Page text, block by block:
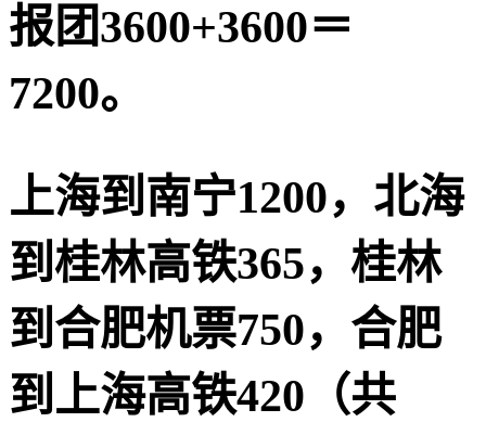
报团3600+3600＝
7200。
上海到南宁1200，北海
到桂林高铁365，桂林
到合肥机票750，合肥
到上海高铁420（共